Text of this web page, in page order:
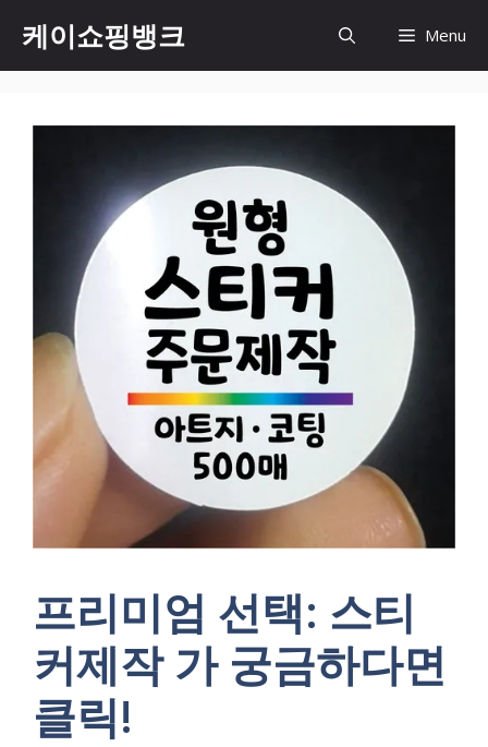
content
케이쇼핑뱅크 Menu
프리미엄 선택: 스티
커제작 가 궁금하다면
클릭!